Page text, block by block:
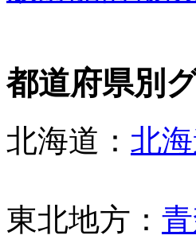
都道府県別
北海道： 北
東北地方：